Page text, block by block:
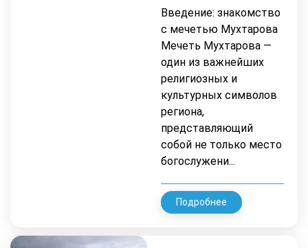
Введение: знакомство
с мечетью Мухтарова
Мечеть Мухтарова —
один из важнейших
религиозных и
культурных символов
региона,
представляющий
собой не только место
богослужени...
Подробнее